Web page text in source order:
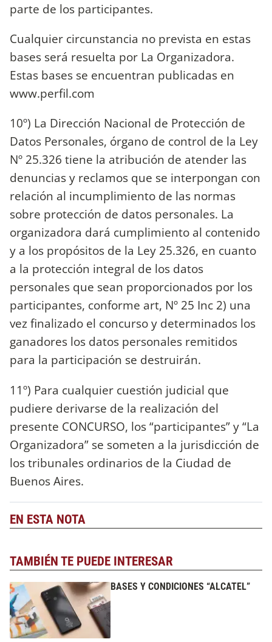
parte de los participantes.
Cualquier circunstancia no prevista en estas
bases será resuelta por La Organizadora.
Estas bases se encuentran publicadas en
www.perfil.com
10º) La Dirección Nacional de Protección de
Datos Personales, órgano de control de la Ley
Nº 25.326 tiene la atribución de atender las
denuncias y reclamos que se interpongan con
relación al incumplimiento de las normas
sobre protección de datos personales. La
organizadora dará cumplimiento al contenido
y a los propósitos de la Ley 25.326, en cuanto
a la protección integral de los datos
personales que sean proporcionados por los
participantes, conforme art, Nº 25 Inc 2) una
vez finalizado el concurso y determinados los
ganadores los datos personales remitidos
para la participación se destruirán.
11º) Para cualquier cuestión judicial que
pudiere derivarse de la realización del
presente CONCURSO, los “participantes” y “La
Organizadora” se someten a la jurisdicción de
los tribunales ordinarios de la Ciudad de
Buenos Aires.
EN ESTA NOTA
TAMBIÉN TE PUEDE INTERESAR
BASES Y CONDICIONES “ALCATEL”